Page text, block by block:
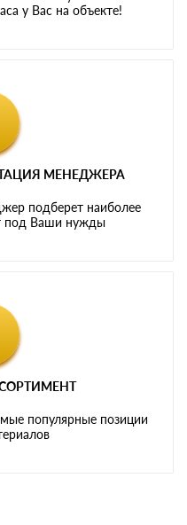
у Вас на объекте!
МЕНЕДЖЕРА
подберет наиболее
под Ваши нужды
популярные позиции